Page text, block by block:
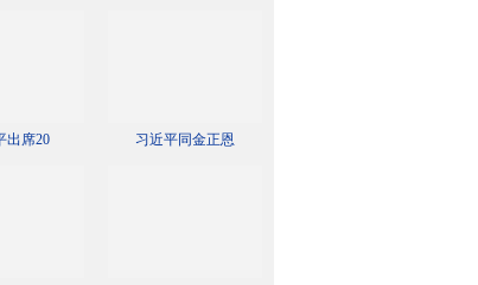
出席20 习近平同金正恩